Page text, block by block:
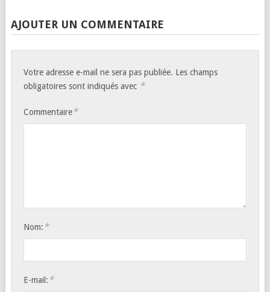
AJOUTER UN COMMENTAIRE
Votre adresse e-mail ne sera pas publiée. Les champs
obligatoires sont indiqués avec *
Commentaire*
Nom: *
E-mail: *